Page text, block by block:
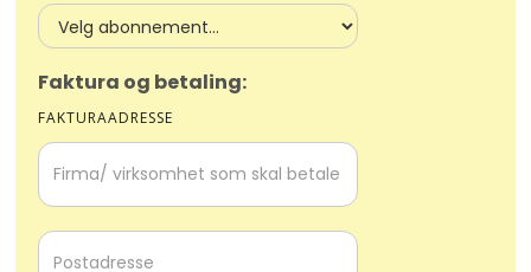
Faktura og betaling:
FAKTURAADRESSE